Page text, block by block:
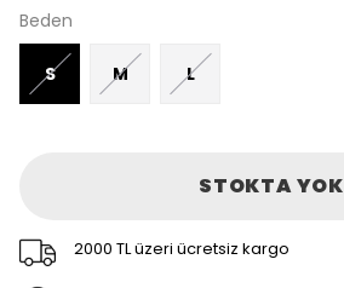
Beden
S M L
STOKTA YOK
2000 TL üzeri ücretsiz kargo